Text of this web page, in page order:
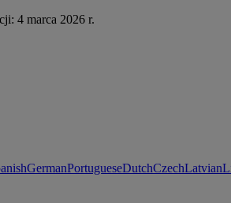
4 marca 2026 r.
GermanPortugueseDutchCzechLatvian